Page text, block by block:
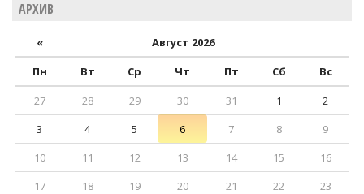
АРХИВ
«
Август 2026
Пн
Вт Ср Чт Пт Сб
Вс
27
28 29 30 31 1
2
3
4 5 6 7 8
9
10
11 12 13 14 15
16
17
18 19 20 21 22
23